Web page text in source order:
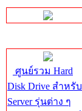
ศูนย์รวม Hard
Disk Drive สำหรับ
Server รุ่นต่าง ๆ